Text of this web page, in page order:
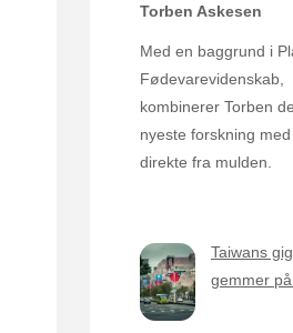
Torben Askesen
Med en baggrund i
Fødevarevidenskab,
kombinerer Torben
nyeste forskning
direkte fra mulden.
Taiwans
gemmer